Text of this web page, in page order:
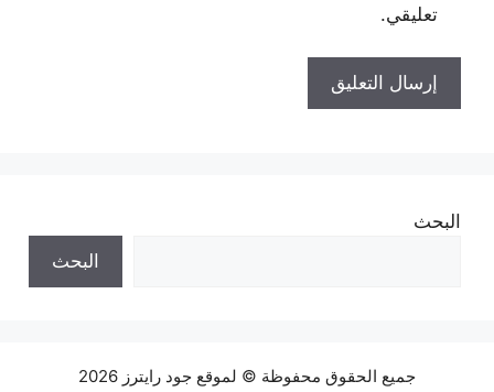
تعليقي.
البحث
البحث
جميع الحقوق محفوظة © لموقع جود رايترز 2026